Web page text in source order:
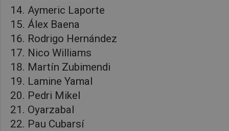
Aymeric Laporte
Álex Baena
Rodrigo Hernández
Nico Williams
Martín Zubimendi
Lamine Yamal
Pedri Mikel
Oyarzabal
Pau Cubarsí